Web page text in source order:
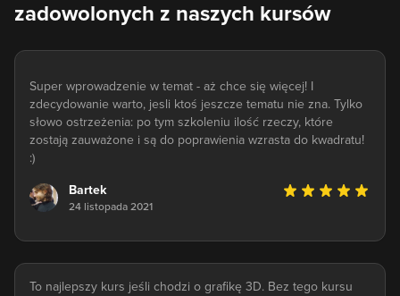
zadowolonych z naszych kursów
Super wprowadzenie w temat - aż chce się więcej! I
zdecydowanie warto, jesli ktoś jeszcze tematu nie zna. Tylko
słowo ostrzeżenia: po tym szkoleniu ilość rzeczy, które
zostają zauważone i są do poprawienia wzrasta do kwadratu!
:)
Bartek
24 listopada 2021
To najlepszy kurs jeśli chodzi o grafikę 3D. Bez tego kursu